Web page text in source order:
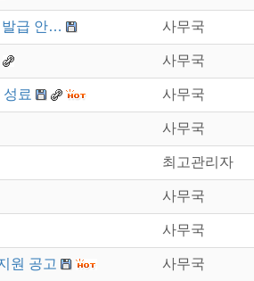
발급 안… 사무국
사무국
료 사무국
사무국
최고관리자
사무국
사무국
원 공고 사무국